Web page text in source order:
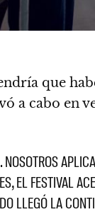
que
a cabo en
EL FESTIVAL
LLEGÓ LA